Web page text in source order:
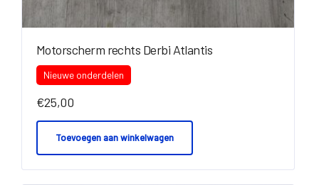
Motorscherm rechts Derbi Atlantis
Nieuwe onderdelen
€25,00
Toevoegen aan winkelwagen